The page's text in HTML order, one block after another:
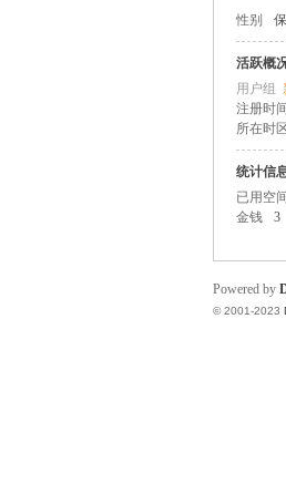
性别
活跃概
用户组
注册时间
所在时
统计信
已用空间
金钱
3
Powered by
© 2001-2023